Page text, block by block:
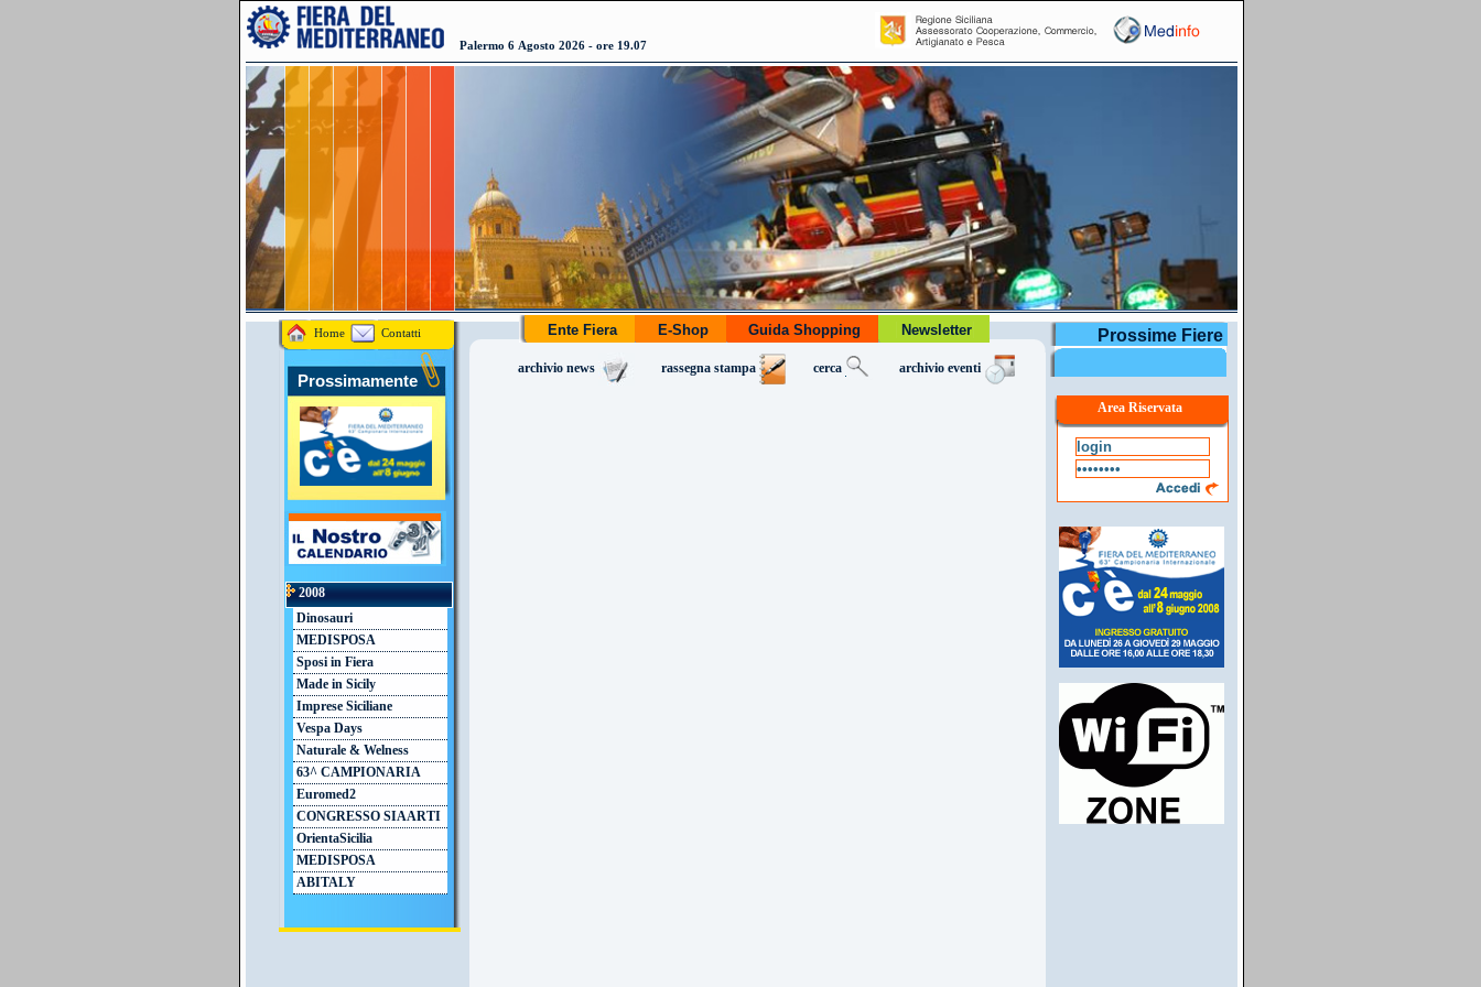
Palermo 6 Agosto 2026 - ore 19.07
Home Contatti
Prossimamente
2008
Dinosauri
MEDISPOSA
Sposi in Fiera
Made in Sicily
Imprese Siciliane
Vespa Days
Naturale & Welness
63^ CAMPIONARIA
Euromed2
CONGRESSO SIAARTI
OrientaSicilia
MEDISPOSA
ABITALY
Prossime Fiere
Area Riservata
Ente Fiera E-Shop Guida Shopping Newsletter
archivio news rassegna stampa cerca archivio eventi